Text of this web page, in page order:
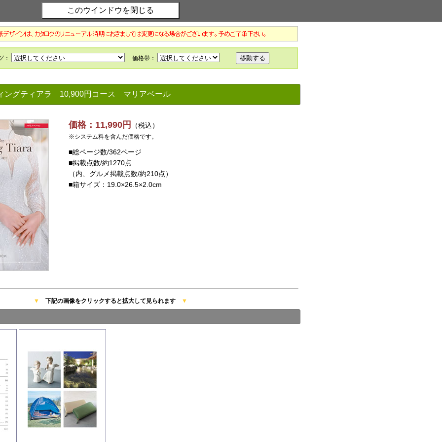
ングティアラ 10,900円コース マリアベール
価格：11,990円 （税込）
※システム料を含んだ価格です。
■総ページ数/362ページ
■掲載点数/約1270点
（内、グルメ掲載点数/約210点）
■箱サイズ：19.0×26.5×2.0cm
▼ 下記の画像をクリックすると拡大して見られます ▼